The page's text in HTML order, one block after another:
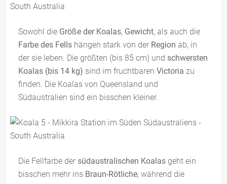
Sowohl die Größe der Koalas, Gewicht, als auch die
Farbe des Fells hängen stark von der Region ab, in
der sie leben. Die größten (bis 85 cm) und schwersten
Koalas (bis 14 kg) sind im fruchtbaren Victoria zu
finden. Die Koalas von Queensland und
Südaustralien sind ein bisschen kleiner.
Die Fellfarbe der südaustralischen Koalas geht ein
bisschen mehr ins Braun-Rötliche, während die